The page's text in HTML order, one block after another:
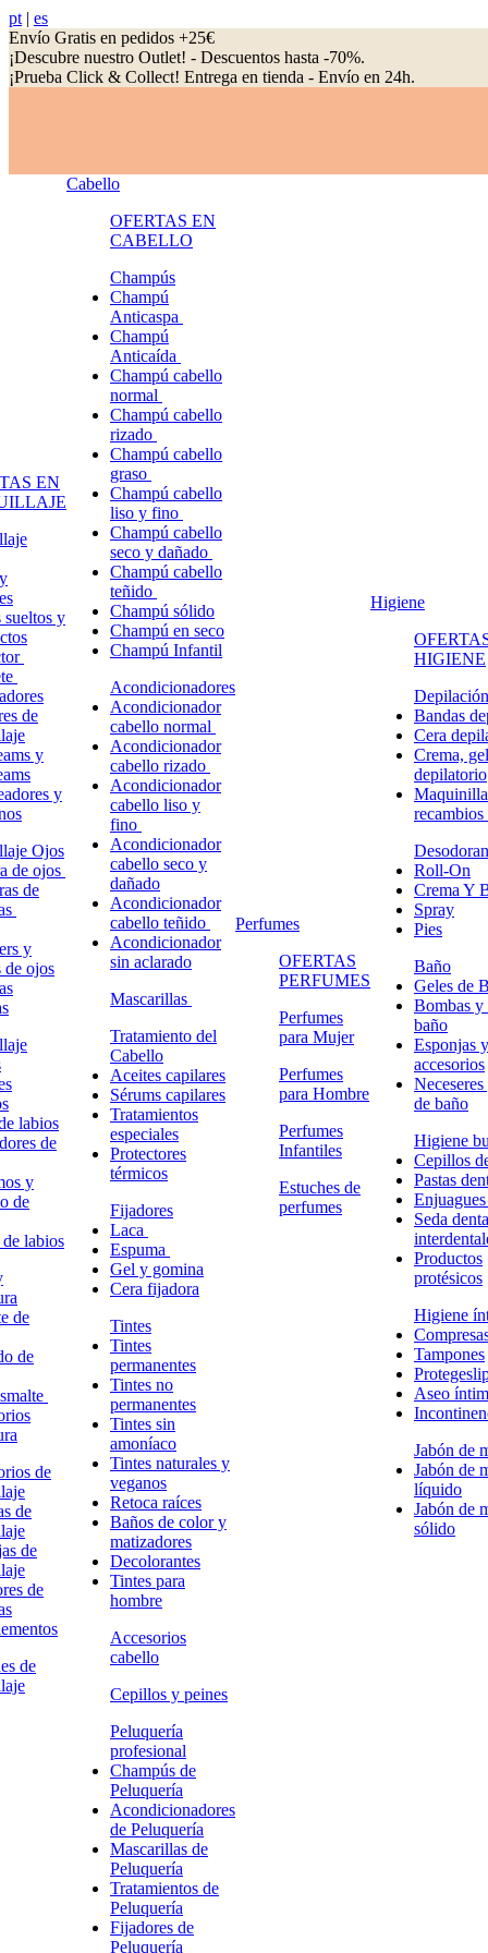
pt | es
Envío Gratis en pedidos +25€
¡Descubre nuestro Outlet! - Descuentos hasta -70%.
¡Prueba Click & Collect! Entrega en tienda - Envío en 24h.
EN
sueltos y
de
y
y
Ojos
de ojos
de
y
de ojos
labios
de
y
de
labios
de
de
de
de
de
de
de
Cabello
OFERTAS EN
CABELLO
Champús
Champú
Anticaspa
Champú
Anticaída
Champú cabello
normal
Champú cabello
rizado
Champú cabello
graso
Champú cabello
liso y fino
Champú cabello
seco y dañado
Champú cabello
teñido
Champú sólido
Champú en seco
Champú Infantil
Acondicionadores
Acondicionador
cabello normal
Acondicionador
cabello rizado
Acondicionador
cabello liso y
fino
Acondicionador
cabello seco y
dañado
Acondicionador
cabello teñido
Acondicionador
sin aclarado
Mascarillas
Tratamiento del
Cabello
Aceites capilares
Sérums capilares
Tratamientos
especiales
Protectores
térmicos
Fijadores
Laca
Espuma
Gel y gomina
Cera fijadora
Tintes
Tintes
permanentes
Tintes no
permanentes
Tintes sin
amoníaco
Tintes naturales y
veganos
Retoca raíces
Baños de color y
matizadores
Decolorantes
Tintes para
hombre
Accesorios
cabello
Cepillos y peines
Peluquería
profesional
Champús de
Peluquería
Acondicionadores
de Peluquería
Mascarillas de
Peluquería
Tratamientos de
Peluquería
Fijadores de
Peluquería
Perfumes
OFERTAS
PERFUMES
Perfumes
para Mujer
Perfumes
para Hombre
Perfumes
Infantiles
Estuches de
perfumes
Higiene
HIGIENE
Depilación
Bandas
Cera
Crema,
depilatorio
recambios
Roll-On
Crema Y
Spray
Pies
Baño
Geles de
Bombas y
baño
Esponjas y
accesorios
de baño
Higiene
Cepillos
Pastas
Seda
Productos
protésicos
Higiene
Tampones
Aseo
Jabón de
Jabón de
líquido
Jabón de
sólido